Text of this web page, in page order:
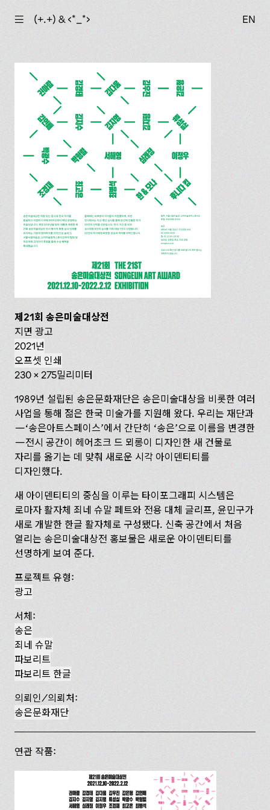
☰ (+.+) & ‹*_*› EN
제21회 송은미술대상전
지면 광고
2021년
오프셋 인쇄
230 x 275밀리미터
1989년 설립된 송은문화재단은 송은미술대상을 비롯한 여러
사업을 통해 젊은 한국 미술가를 지원해 왔다. 우리는 재단과
—‘송은아트스페이스’에서 간단히 ‘송은’으로 이름을 변경한
—전시 공간이 헤어초크 드 뫼롱이 디자인한 새 건물로
자리를 옮기는 데 맞춰 새로운 시각 아이덴티티를
디자인했다.
새 아이덴티티의 중심을 이루는 타이포그래피 시스템은
로마자 활자체 죄네 슈말 페트와 전용 대체 글리프, 윤민구가
새로 개발한 한글 활자체로 구성됐다. 신축 공간에서 처음
열리는 송은미술대상전 홍보물은 새로운 아이덴티티를
선명하게 보여 준다.
프로젝트 유형:
광고
서체:
송은
죄네 슈말
파보리트
파보리트 한글
의뢰인/의뢰처:
송은문화재단
연관 작품: